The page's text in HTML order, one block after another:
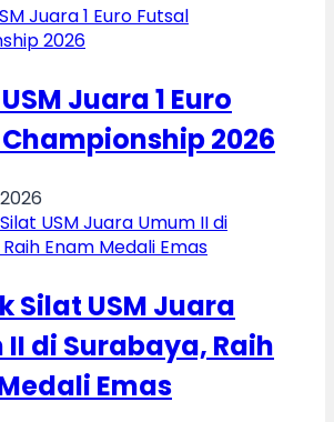
Juara 1 Euro
2026
Silat USM Juara
II di Surabaya, Raih
Emas